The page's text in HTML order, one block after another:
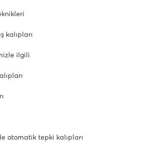
kalıpları
ilgili
otomatik tepki kalıpları